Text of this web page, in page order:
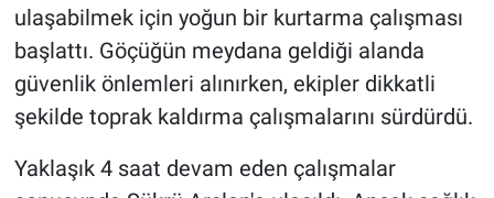
ulaşabilmek için yoğun bir kurtarma çalışması
başlattı. Göçüğün meydana geldiği alanda
güvenlik önlemleri alınırken, ekipler dikkatli
şekilde toprak kaldırma çalışmalarını sürdürdü.
Yaklaşık 4 saat devam eden çalışmalar